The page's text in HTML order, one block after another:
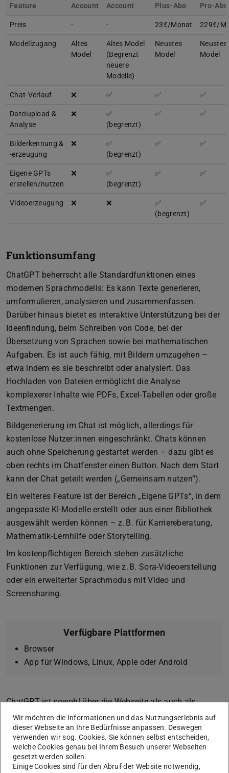
Feature
Account
Account
Plus-Abo Pro-Abo
Preis - - 23€/Monat 229€/
Modellzugang
Altes
Model
Altes Model
(Begrenzt
neuere
Modelle)
Neustes
Model
Neustes
Model
Chat-Verlauf ❌ ✅ ✅ ✅
Dateiupload &
Analyse
❌
✅
(begrenzt)
✅ ✅
Bilderkennung &
-erzeugung
❌
✅
(begrenzt)
✅ ✅
Eigene GPTs
erstellen/nutzen
❌
✅
(begrenzt)
✅ ✅
Videoerzeugung ❌ ❌
✅
(begrenzt)
✅
Funktionsumfang
ChatGPT beherrscht alle Standardfunktionen eines
modernen Sprachmodells: Es kann Texte generieren,
umformulieren, analysieren und zusammenfassen.
Darüber hinaus bietet es interaktive Unterstützung bei der
Ideenfindung, beim Schreiben von Code, bei der
Übersetzung von Sprachen sowie bei mathematischen
Aufgaben. Es ist auch fähig, mit Bildern umzugehen –
etwa indem es sie beschreibt oder analysiert. Das
Hochladen von Dateien ermöglicht die Analyse
komplexerer Inhalte wie PDFs, Excel-Tabellen oder große
Textmengen.
Bildgenerierung im Chat ist möglich, allerdings für
kostenlose Nutzer:innen eingeschränkt. Chats können
auch ohne Speicherung gestartet werden – dazu gibt es
oben rechts im Chatfenster einen Button. Nach dem Start
kann der Chat geteilt werden („Gemeinsam nutzen“).
Ein weiteres Feature ist der Bereich „Eigene GPTs“, in dem
angepasste KI-Modelle erstellt oder aus einer Bibliothek
ausgewählt werden können – z. B. für Karriereberatung,
Mathematik-Lernhilfe oder Storytelling.
Im kostenpflichtigen Bereich stehen zusätzliche
Funktionen zur Verfügung, wie z. B. Sora-Videoerstellung
oder ein erweiterter Sprachmodus mit Video und
Screensharing.
Verfügbare Plattformen
Browser
App für Windows, Linux, Apple oder Android
ChatGPT ist sowohl über die Webseite als auch als
Anwendung für Windows, macOS, iOS und Android
verfügbar. Der Funktionsumfang der einzelnen Versionen
ist identisch. Zu beachten ist jedoch, dass zur Nutzung
der App auf macOS ein System mit macOS 14 oder höher
sowie Apple Silicon (M1 oder besser) erforderlich ist.
Wir möchten die Informationen und das Nutzungserlebnis auf
dieser Webseite an Ihre Bedürfnisse anpassen. Deswegen
verwenden wir sog. Cookies. Sie können selbst entscheiden,
welche Cookies genau bei Ihrem Besuch unserer Webseiten
gesetzt werden sollen.
Einige Cookies sind für den Abruf der Website notwendig,